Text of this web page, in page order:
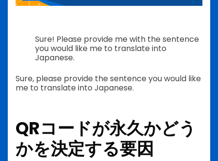
Sure! Please provide me with the sentence
you would like me to translate into
Japanese.
Sure, please provide the sentence you would like
me to translate into Japanese.
QRコードが永久かどう
かを決定する要因